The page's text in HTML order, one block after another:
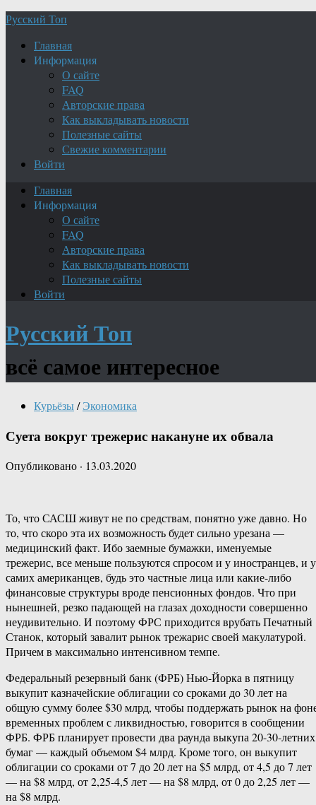
Русский Топ
Главная
Информация
О сайте
FAQ
Авторские права
Как выкладывать новости
Полезные сайты
Свежие комментарии
Войти
Главная
Информация
О сайте
FAQ
Авторские права
Как выкладывать новости
Полезные сайты
Войти
Русский Топ
всё самое интересное
Курьёзы/ Экономика
Суета вокруг трежерис накануне их обвала
Опубликовано · 13.03.2020
То, что САСШ живут не по средствам, понятно уже давно. Но
то, что скоро эта их возможность будет сильно урезана —
медицинский факт. Ибо заемные бумажки, именуемые
трежерис, все меньше пользуются спросом и у иностранцев, и у
самих американцев, будь это частные лица или какие-либо
финансовые структуры вроде пенсионных фондов. Что при
нынешней, резко падающей на глазах доходности совершенно
неудивительно. И поэтому ФРС приходится врубать Печатный
Станок, который завалит рынок трежарис своей макулатурой.
Причем в максимально интенсивном темпе.
Федеральный резервный банк (ФРБ) Нью-Йорка в пятницу
выкупит казначейские облигации со сроками до 30 лет на
общую сумму более $30 млрд, чтобы поддержать рынок на
временных проблем с ликвидностью, говорится в сообщении
ФРБ. ФРБ планирует провести два раунда выкупа 20-30-летних
бумаг — каждый объемом $4 млрд. Кроме того, он выкупит
облигации со сроками от 7 до 20 лет на $5 млрд, от 4,5 до 7 лет
— на $8 млрд, от 2,25-4,5 лет — на $8 млрд, от 0 до 2,25 лет —
на $8 млрд.